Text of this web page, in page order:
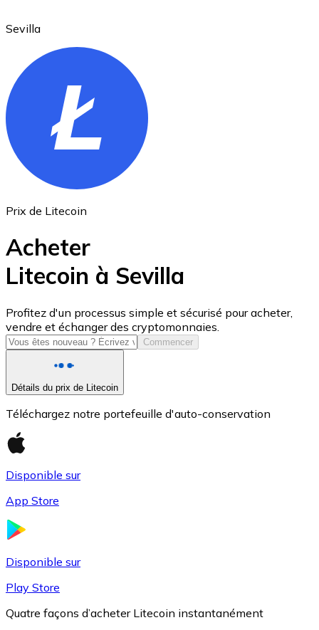
Ethereum
ETH
USD Coin
USDC
Sevilla
Prix de Litecoin
Acheter
Litecoin à Sevilla
Profitez d'un processus simple et sécurisé pour acheter,
vendre et échanger des cryptomonnaies.
Commencer
Détails du prix de Litecoin
Téléchargez notre portefeuille d'auto-conservation
Disponible sur
App Store
Disponible sur
Play Store
Quatre façons d’acheter Litecoin instantanément